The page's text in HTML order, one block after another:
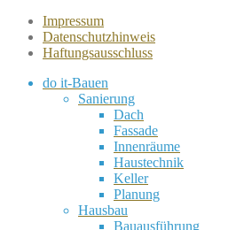
Impressum
Datenschutzhinweis
Haftungsausschluss
do it-Bauen
Sanierung
Dach
Fassade
Innenräume
Haustechnik
Keller
Planung
Hausbau
Bauausführung